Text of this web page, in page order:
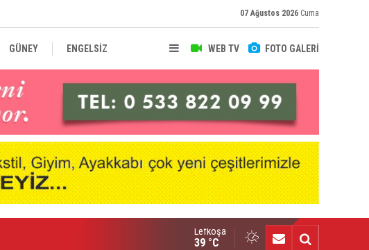
07 Ağustos 2026 Cuma
WEB TV FOTO GALERİ
GÜNEY ENGELSİZ
“Kıbrıs’ta kemeri kazanan üçüncü kişiyim”
Lefkoşa
39 °C